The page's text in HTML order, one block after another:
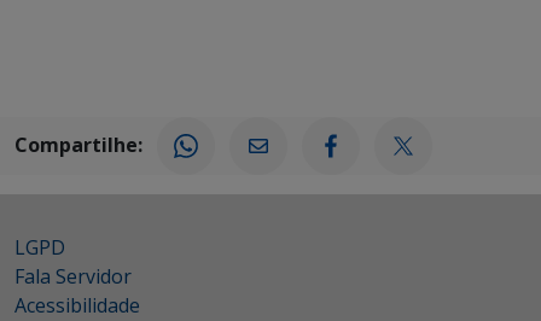
Compartilhe:
LGPD
Fala Servidor
Acessibilidade